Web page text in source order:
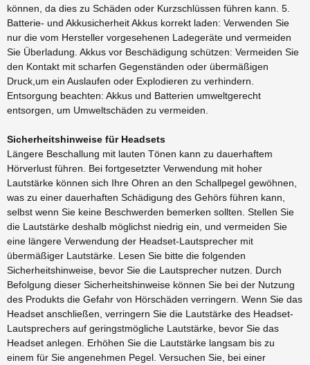
können, da dies zu Schäden oder Kurzschlüssen führen kann. 5.
Batterie- und Akkusicherheit Akkus korrekt laden: Verwenden Sie
nur die vom Hersteller vorgesehenen Ladegeräte und vermeiden
Sie Überladung. Akkus vor Beschädigung schützen: Vermeiden Sie
den Kontakt mit scharfen Gegenständen oder übermäßigen
Druck,um ein Auslaufen oder Explodieren zu verhindern.
Entsorgung beachten: Akkus und Batterien umweltgerecht
entsorgen, um Umweltschäden zu vermeiden.
Sicherheitshinweise für Headsets
Längere Beschallung mit lauten Tönen kann zu dauerhaftem
Hörverlust führen. Bei fortgesetzter Verwendung mit hoher
Lautstärke können sich Ihre Ohren an den Schallpegel gewöhnen,
was zu einer dauerhaften Schädigung des Gehörs führen kann,
selbst wenn Sie keine Beschwerden bemerken sollten. Stellen Sie
die Lautstärke deshalb möglichst niedrig ein, und vermeiden Sie
eine längere Verwendung der Headset-Lautsprecher mit
übermäßiger Lautstärke. Lesen Sie bitte die folgenden
Sicherheitshinweise, bevor Sie die Lautsprecher nutzen. Durch
Befolgung dieser Sicherheitshinweise können Sie bei der Nutzung
des Produkts die Gefahr von Hörschäden verringern. Wenn Sie das
Headset anschließen, verringern Sie die Lautstärke des Headset-
Lautsprechers auf geringstmögliche Lautstärke, bevor Sie das
Headset anlegen. Erhöhen Sie die Lautstärke langsam bis zu
einem für Sie angenehmen Pegel. Versuchen Sie, bei einer